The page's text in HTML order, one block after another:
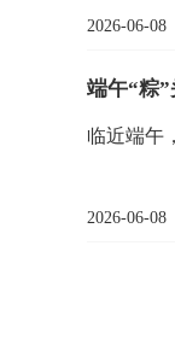
2026-06-
端午“粽
临近端午
2026-06-